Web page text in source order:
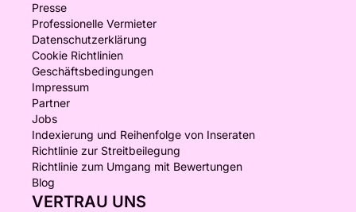
Presse
Professionelle Vermieter
Datenschutzerklärung
Cookie Richtlinien
Geschäftsbedingungen
Impressum
Partner
Jobs
Indexierung und Reihenfolge von Inseraten
Richtlinie zur Streitbeilegung
Richtlinie zum Umgang mit Bewertungen
Blog
VERTRAU UNS